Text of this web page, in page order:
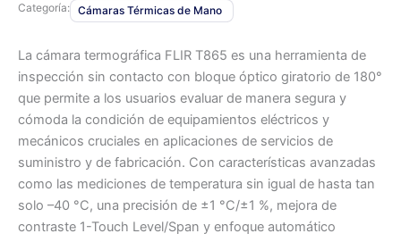
Categoría: Cámaras Térmicas de Mano
La cámara termográfica FLIR T865 es una herramienta de
inspección sin contacto con bloque óptico giratorio de 180°
que permite a los usuarios evaluar de manera segura y
cómoda la condición de equipamientos eléctricos y
mecánicos cruciales en aplicaciones de servicios de
suministro y de fabricación. Con características avanzadas
como las mediciones de temperatura sin igual de hasta tan
solo –40 °C, una precisión de ±1 °C/±1 %, mejora de
contraste 1-Touch Level/Span y enfoque automático